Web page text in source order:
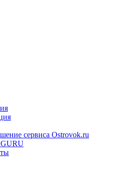
сервиса Ostrovok.ru
GURU